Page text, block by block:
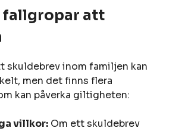
fallgropar att
skuldebrev inom familjen kan
men det finns flera
kan påverka giltigheten:
villkor: Om ett skuldebrev